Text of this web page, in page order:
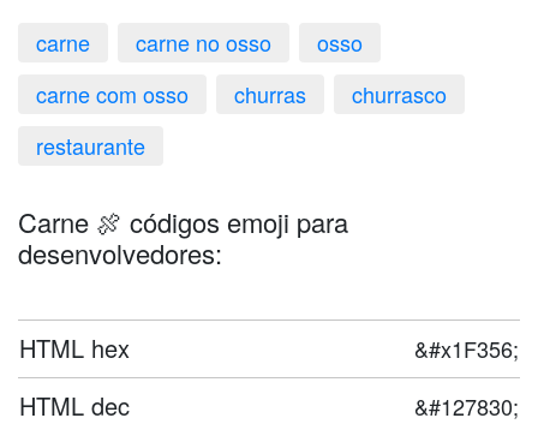
carne carne no osso
osso
carne com osso
churras
churrasco
restaurante
Carne 🍖 códigos emoji para
desenvolvedores:
HTML hex &#x1F356;
HTML dec &#127830;